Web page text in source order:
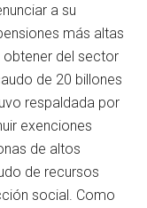
a su
más altas
obtener del sector
de 20 billones
respaldada por
exenciones
de altos
de recursos
social. Como